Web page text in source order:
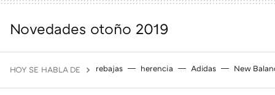
Novedades otoño 2019
HOY SE HABLA DE rebajas herencia Adidas New